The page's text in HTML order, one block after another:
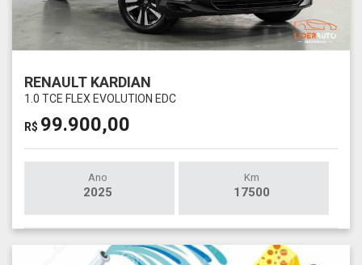
RENAULT KARDIAN
1.0 TCE FLEX EVOLUTION EDC
R$ 99.900,00
Ano
2025
Km
17500